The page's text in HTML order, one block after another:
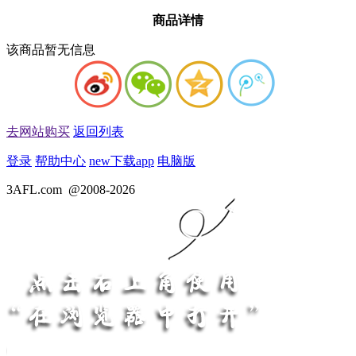
商品详情
该商品暂无信息
去网站购买 返回列表
登录 帮助中心 new下载app 电脑版
3AFL.com @2008-2026